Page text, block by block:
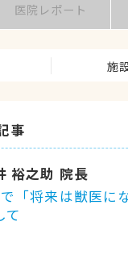
医院レポート
施
事
裕之助 院長
「将来は獣医に
て